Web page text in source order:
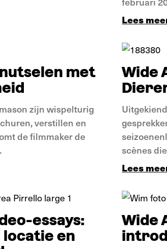
Lees
met
zijn wispelturig
verstillen en
de filmmaker de
Wide
scènes
Lees
essays:
en
Wide